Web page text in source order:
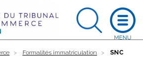
Formalités immatriculation SNC